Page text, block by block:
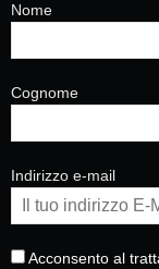
Nome
Cognome
Indirizzo e-mail
Acconsento al